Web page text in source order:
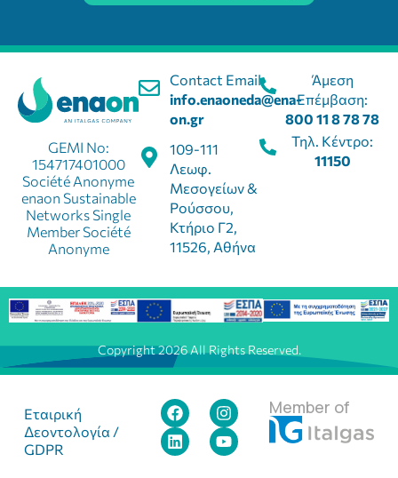
Contact Email:
info.enaoneda@ena-
on.gr
109-111
Λεωφ.
Μεσογείων &
Ρούσσου,
Κτήριο Γ2,
11526, Αθήνα
GEMI No:
154717401000
Société Anonyme
enaon Sustainable
Networks Single
Member Société
Anonyme
Άμεση
Επέμβαση:
800 11 8 78 78
Τηλ. Κέντρο:
11150
Copyright 2026 All Rights Reserved.
Εταιρική
Δεοντολογία /
GDPR
Member of